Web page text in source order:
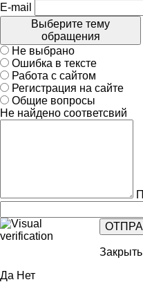
E-mail
Выберите тему
обращения
Не выбрано
Ошибка в тексте
Работа с сайтом
Регистрация на сайте
Общие вопросы
Не найдено соответсвий
Закрыть
Да Нет